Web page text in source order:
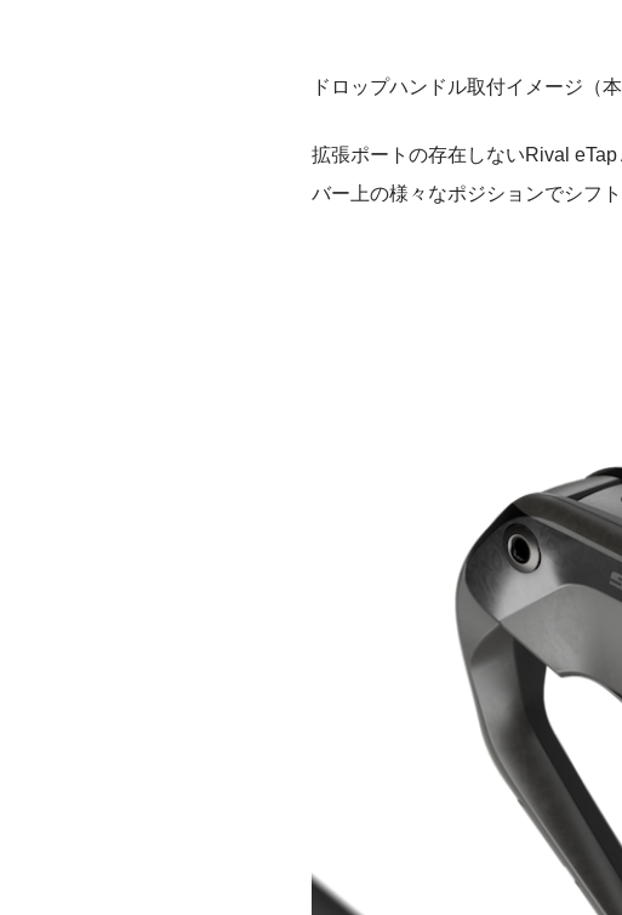
ドロップハンドル取付イメージ（
拡張ポートの存在しないRival
バー上の様々なポジションでシフ